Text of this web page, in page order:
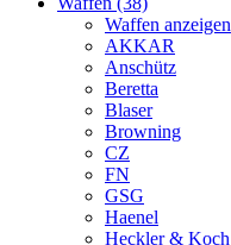
Waffen anzeigen
AKKAR
Anschütz
Beretta
Blaser
Browning
CZ
FN
GSG
Haenel
Heckler & Koch